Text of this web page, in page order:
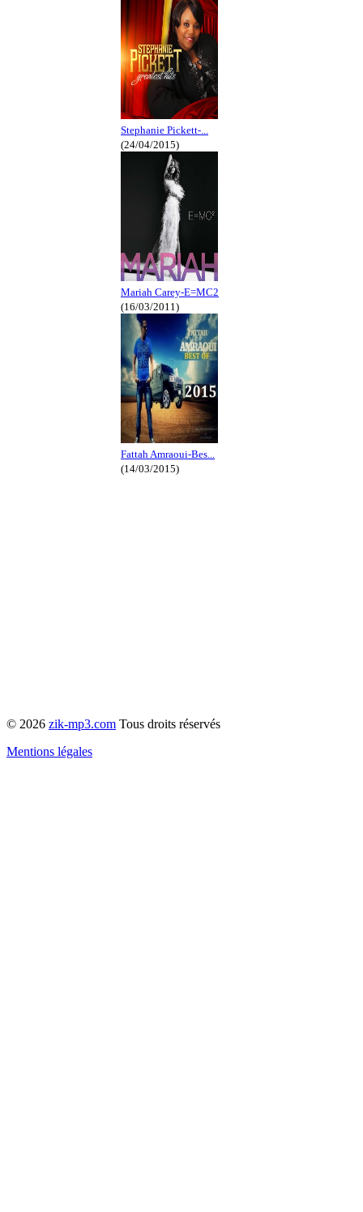
Stephanie Pickett-...
(24/04/2015)
Mariah Carey-E=MC2
(16/03/2011)
Fattah Amraoui-Bes...
(14/03/2015)
© 2026 zik-mp3.com Tous droits réservés
Mentions légales